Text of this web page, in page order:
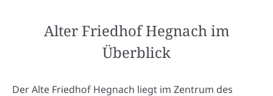
Alter Friedhof Hegnachim
Überblick
Der Alte Friedhof Hegnach liegt im Zentrum des